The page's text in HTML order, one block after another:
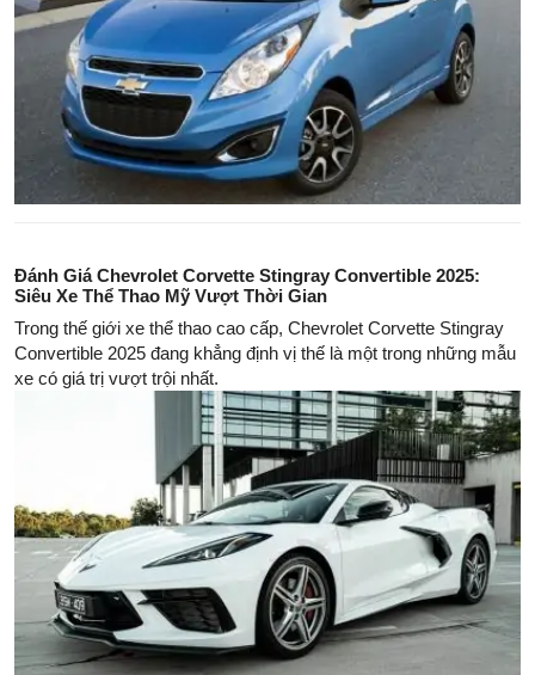
Đánh Giá Chevrolet Corvette Stingray Convertible 2025:
Siêu Xe Thể Thao Mỹ Vượt Thời Gian
Trong thế giới xe thể thao cao cấp, Chevrolet Corvette Stingray
Convertible 2025 đang khẳng định vị thế là một trong những mẫu
xe có giá trị vượt trội nhất.